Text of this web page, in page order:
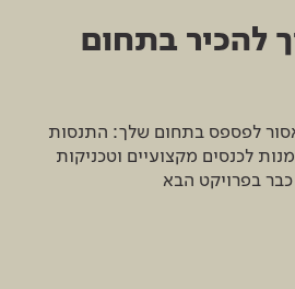
להכיר בתחום
לפספס בתחום שלך: התנסות
לכנסים מקצועיים וטכניקות
בפרויקט הבא